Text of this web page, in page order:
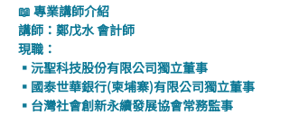
📖 專業講師介紹
講師：鄭戊水 會計師
現職：
▪沅聖科技股份有限公司獨立董事
▪國泰世華銀行(柬埔寨)有限公司獨立董事
▪台灣社會創新永續發展協會常務監事